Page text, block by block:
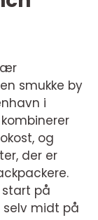
smukke by
i
og
der er
på
midt på